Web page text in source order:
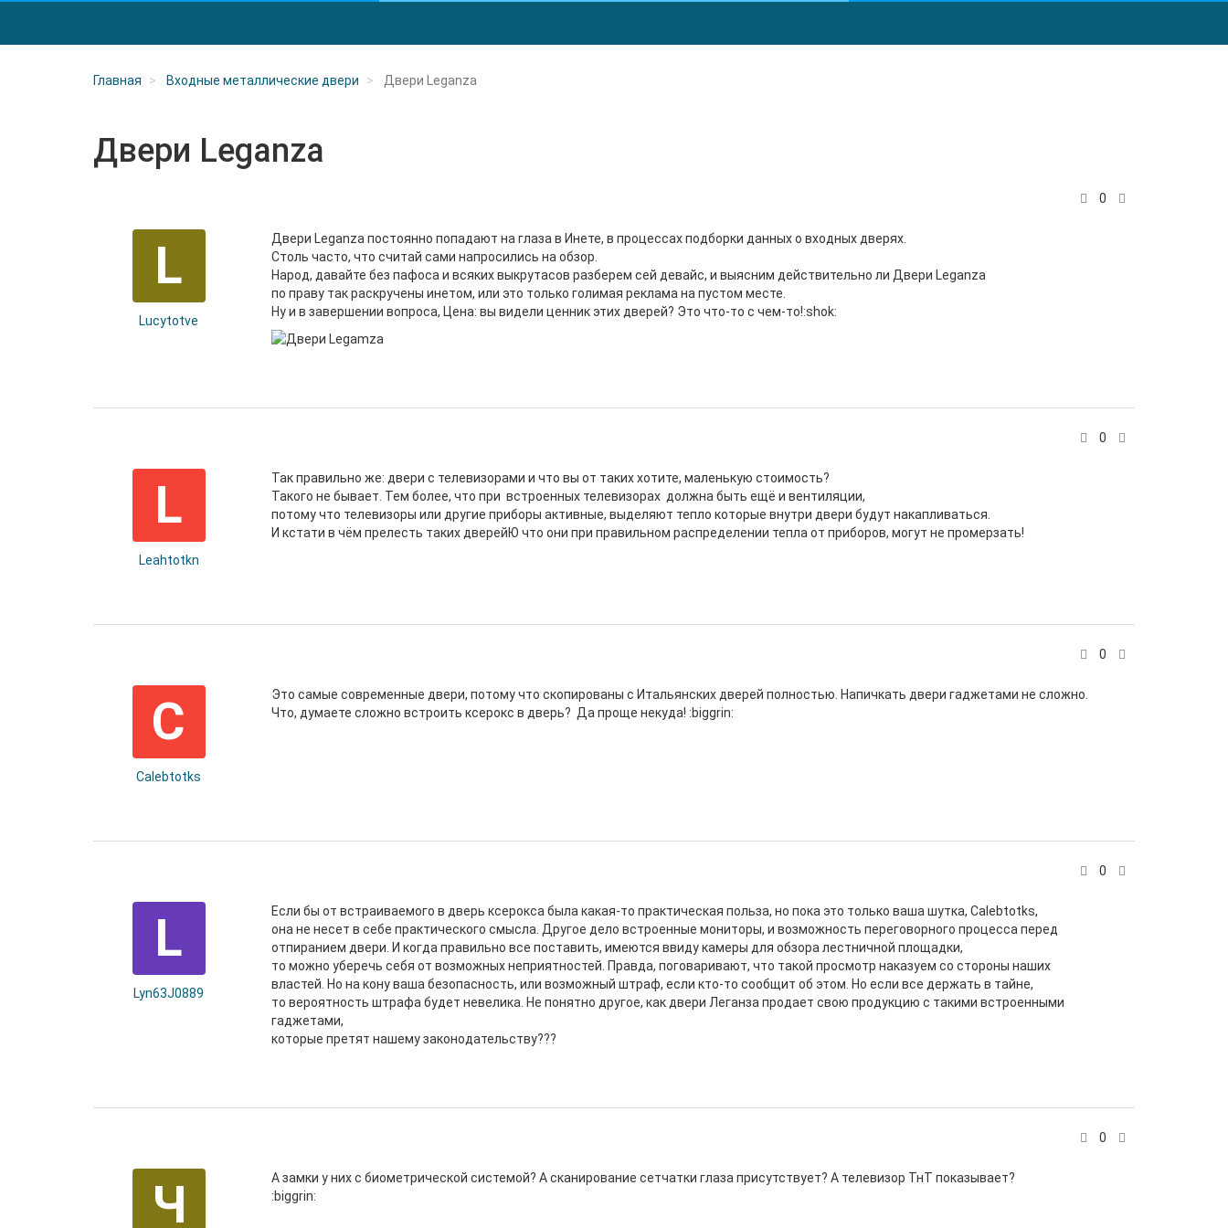
Главная Входные металлические двери Двери Leganza
Двери Leganza
0
L
Lucytotve
Двери Leganza постоянно попадают на глаза в Инете, в процессах подборки данных о входных дверях.
Столь часто, что считай сами напросились на обзор.
Народ, давайте без пафоса и всяких выкрутасов разберем сей девайс, и выясним действительно ли Двери Leganza
по праву так раскручены инетом, или это только голимая реклама на пустом месте.
Ну и в завершении вопроса, Цена: вы видели ценник этих дверей? Это что-то с чем-то!:shok:
0
L
Leahtotkn
Так правильно же: двери с телевизорами и что вы от таких хотите, маленькую стоимость?
Такого не бывает. Тем более, что при встроенных телевизорах должна быть ещё и вентиляции,
потому что телевизоры или другие приборы активные, выделяют тепло которые внутри двери будут накапливаться.
И кстати в чём прелесть таких дверейЮ что они при правильном распределении тепла от приборов, могут не промерзать!
0
C
Calebtotks
Это самые современные двери, потому что скопированы с Итальянских дверей полностью. Напичкать двери гаджетами не сложно.
Что, думаете сложно встроить ксерокс в дверь? Да проще некуда! :biggrin:
0
L
Lyn63J0889
Если бы от встраиваемого в дверь ксерокса была какая-то практическая польза, но пока это только ваша шутка, Calebtotks,
она не несет в себе практического смысла. Другое дело встроенные мониторы, и возможность переговорного процесса перед
отпиранием двери. И когда правильно все поставить, имеются ввиду камеры для обзора лестничной площадки,
то можно уберечь себя от возможных неприятностей. Правда, поговаривают, что такой просмотр наказуем со стороны наших
властей. Но на кону ваша безопасность, или возможный штраф, если кто-то сообщит об этом. Но если все держать в тайне,
то вероятность штрафа будет невелика. Не понятно другое, как двери Леганза продает свою продукцию с такими встроенными
гаджетами,
которые претят нашему законодательству???
0
Ч
А замки у них с биометрической системой? А сканирование сетчатки глаза присутствует? А телевизор ТнТ показывает?
:biggrin: